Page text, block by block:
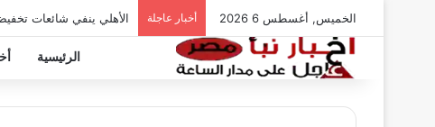
الخميس, أغسطس 6 2026 أخبار عاجلة الأهلي ينفي شائعات
الرئيسية